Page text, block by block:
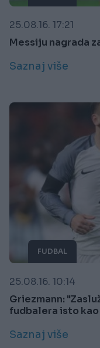
25.08.16. 17:21
Messiju nagrada
Saznaj više
FUDBAL
25.08.16. 10:14
Griezmann:
fudbalera isto kao
Saznaj više